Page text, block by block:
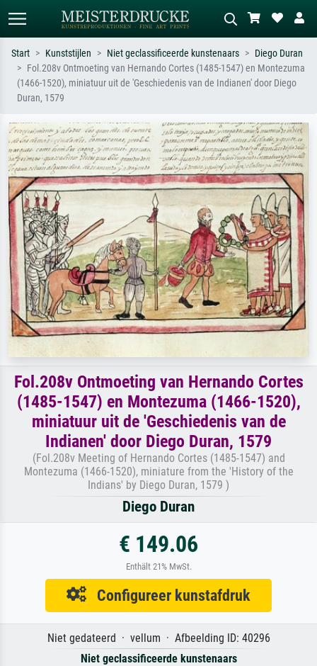
Standaard zoeken AI-beeldzoeker
Zoek op kunstenaar, titel of stijl – bijv.
Hokusai-golf, naakt.
olieverfschilderij, staand naakt naast
een boom.
Start Kunststijlen Niet geclassificeerde kunstenaars
Diego Duran
Fol.208v Ontmoeting van Hernando Cortes (1485-1547) en Montezuma
(1466-1520), miniatuur uit de 'Geschiedenis van de Indianen' door Diego
Duran, 1579
Fol.208v Ontmoeting van Hernando Cortes
(1485-1547) en Montezuma (1466-1520),
miniatuur uit de 'Geschiedenis van de
Indianen' door Diego Duran, 1579
(Fol.208v Meeting of Hernando Cortes (1485-1547) and
Montezuma (1466-1520), miniature from the 'History of the
Indians' by Diego Duran, 1579 )
Diego Duran
€ 149.06
Enthält 21% MwSt.
Configureer kunstafdruk
Niet gedateerd · vellum · Afbeelding ID: 40296
Niet geclassificeerde kunstenaars